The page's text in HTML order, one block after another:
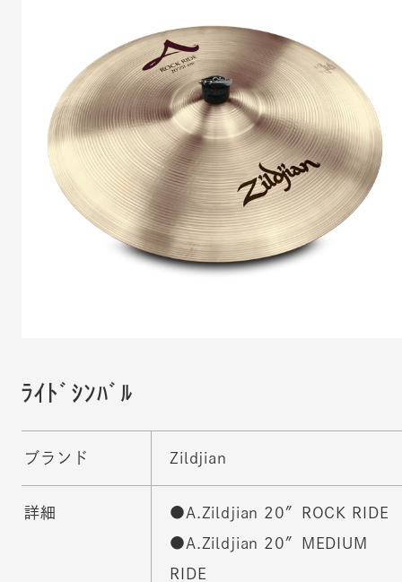
ﾗｲﾄﾞｼﾝﾊﾞﾙ
ブランド Zildjian
詳細
●A.Zildjian 20″ROCK RIDE
●A.Zildjian 20″MEDIUM
RIDE